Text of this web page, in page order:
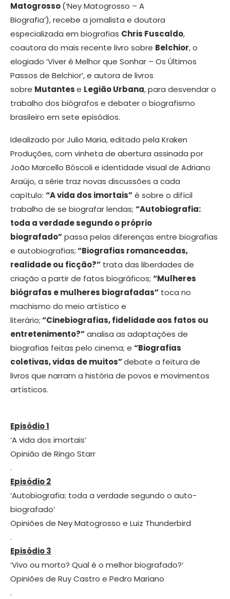
Matogrosso(‘Ney Matogrosso – A
Biografia’), recebe a jornalista e doutora
especializada em biografias Chris Fuscaldo,
coautora do mais recente livro sobre Belchior, o
elogiado ‘Viver é Melhor que Sonhar – Os Últimos
Passos de Belchior’, e autora de livros
sobre Mutantese Legião Urbana, para desvendar o
trabalho dos biógrafos e debater o biografismo
brasileiro em sete episódios.
Idealizado por Julio Maria, editado pela Kraken
Produções, com vinheta de abertura assinada por
João Marcello Bôscoli e identidade visual de Adriano
Araújo, a série traz novas discussões a cada
capítulo: “A vida dos imortais”é sobre o difícil
trabalho de se biografar lendas; “Autobiografia:
toda a verdade segundo o próprio
biografado”passa pelas diferenças entre biografias
e autobiografias;“Biografias romanceadas,
realidade ou ficção?” trata das liberdades de
criação a partir de fatos biográficos; “Mulheres
biógrafas e mulheres biografadas” toca no
machismo do meio artístico e
literário;“Cinebiografias, fidelidade aos fatos ou
entretenimento?”analisa as adaptações de
biografias feitas pelo cinema; e “Biografias
coletivas, vidas de muitos”debate a feitura de
livros que narram a história de povos e movimentos
artísticos.
Episódio 1
‘A vida dos imortais’
Opinião de Ringo Starr
.
Episódio 2
‘Autobiografia: toda a verdade segundo o auto-
biografado’
Opiniões de Ney Matogrosso e Luiz Thunderbird
.
Episódio 3
‘Vivo ou morto? Qual é o melhor biografado?’
Opiniões de Ruy Castro e Pedro Mariano
.